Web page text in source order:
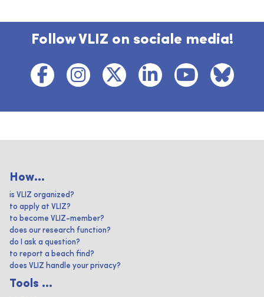
Follow VLIZ on sociale media!
How...
is VLIZ organized?
to apply at VLIZ?
to become VLIZ-member?
does our research function?
do I ask a question?
to report a beach find?
does VLIZ handle your privacy?
Tools ...